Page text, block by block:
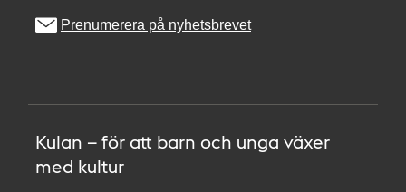
Prenumerera på nyhetsbrevet
Kulan – för att barn och unga växer
med kultur